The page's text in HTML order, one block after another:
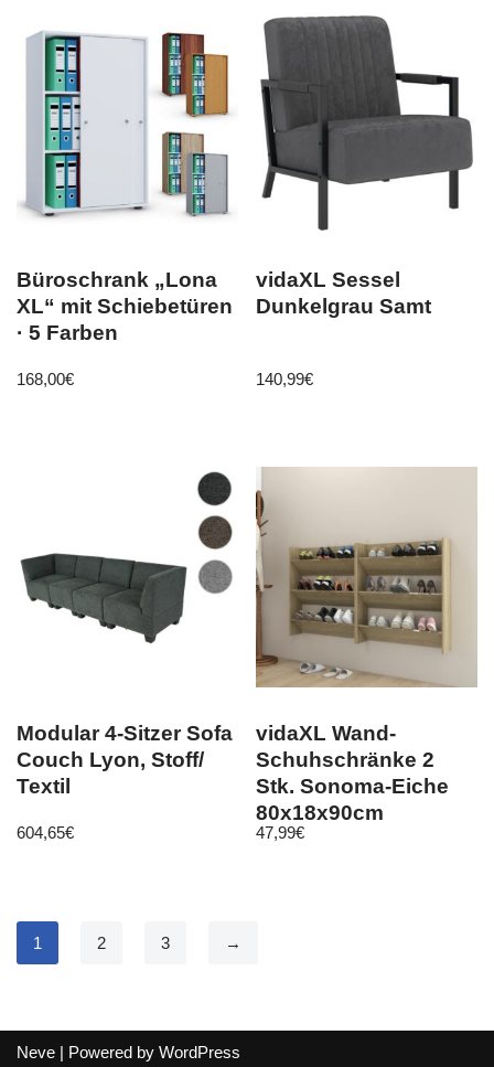
Büroschrank „Lona
XL“ mit Schiebetüren
· 5 Farben
168,00€
vidaXL Sessel
Dunkelgrau Samt
140,99€
Modular 4-Sitzer Sofa
Couch Lyon, Stoff/
Textil
604,65€
vidaXL Wand-
Schuhschränke 2
Stk. Sonoma-Eiche
80x18x90cm
Holzwerkstoff
47,99€
1 2 3 →
Neve | Powered by WordPress